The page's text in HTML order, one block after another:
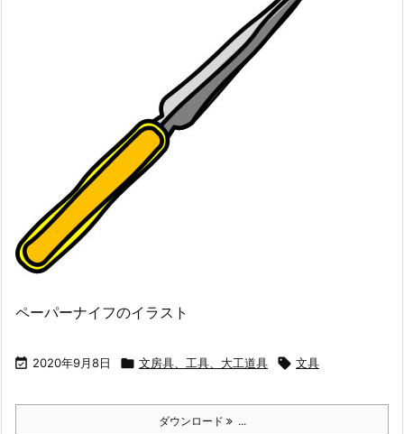
ペーパーナイフのイラスト
 2020年9月8日  文房具、工具、大工道具  文具
ダウンロード ...